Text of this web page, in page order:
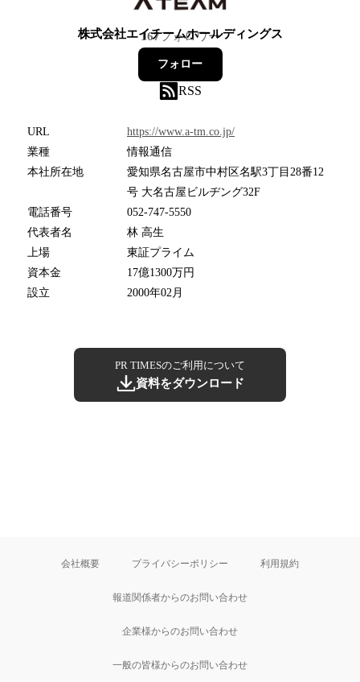
株式会社エイチームホールディングス
167フォロワー
フォロー
RSS
URL
https://www.a-tm.co.jp/
業種
情報通信
本社所在地
愛知県名古屋市中村区名駅3丁目28番12
号 大名古屋ビルヂング32F
電話番号
052-747-5550
代表者名
林 高生
上場
東証プライム
資本金
17億1300万円
設立
2000年02月
PR TIMESのご利用について
資料をダウンロード
会社概要 プライバシーポリシー 利用規約
報道関係者からのお問い合わせ
企業様からのお問い合わせ
一般の皆様からのお問い合わせ